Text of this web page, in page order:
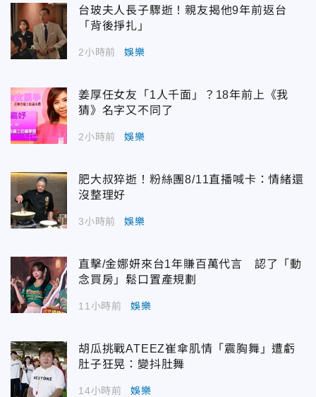
台玻夫人長子驟逝！親友揭他9年前返台
「背後掙扎」
2小時前 娛樂
姜厚任女友「1人千面」？18年前上《我
猜》名字又不同了
2小時前 娛樂
肥大叔猝逝！粉絲團8/11直播喊卡：情緒還
沒整理好
3小時前 娛樂
直擊/金娜妍來台1年賺百萬代言 認了「動
念買房」鬆口置產規劃
11小時前 娛樂
胡瓜挑戰ATEEZ崔傘肌情「震胸舞」遭虧
肚子狂晃：變抖肚舞
14小時前 娛樂